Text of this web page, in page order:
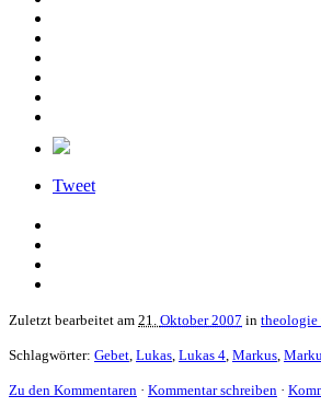
Tweet
Zuletzt bearbeitet am 21. Oktober 2007 in theologie
Schlagwörter: Gebet Lukas Lukas 4 Markus
Zu den Kommentaren · Kommentar schreiben ·